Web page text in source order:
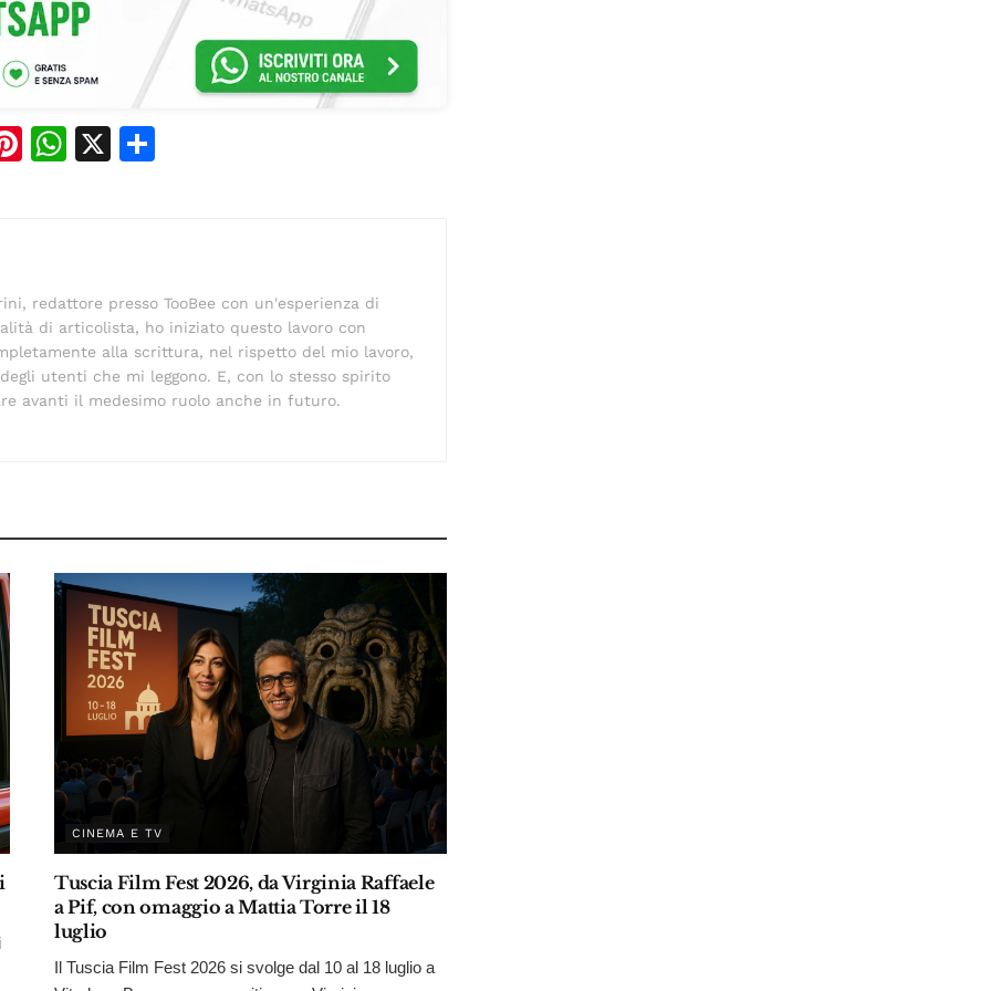
Pi W
p
p
X
di
redattore presso TooBee con un'esperienza di
di articolista, ho iniziato questo lavoro con
alla scrittura, nel rispetto del mio lavoro,
utenti che mi leggono. E, con lo stesso spirito
avanti il medesimo ruolo anche in futuro.
CINEMA E TV
Tuscia Film Fest 2026, da Virginia Raffaele
a Pif, con omaggio a Mattia Torre il 18
luglio
Il Tuscia Film Fest 2026 si svolge dal 10 al 18 luglio a